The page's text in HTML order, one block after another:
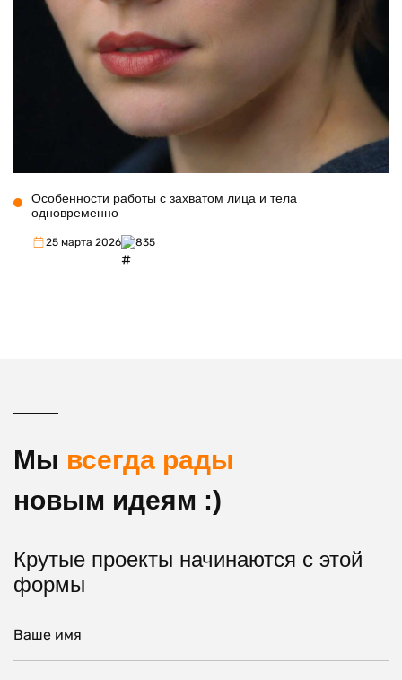
Особенности работы с захватом лица и тела
одновременно
25 марта 2026 835
Мы всегда рады
новым идеям :)
Крутые проекты начинаются с этой
формы
Ваше имя